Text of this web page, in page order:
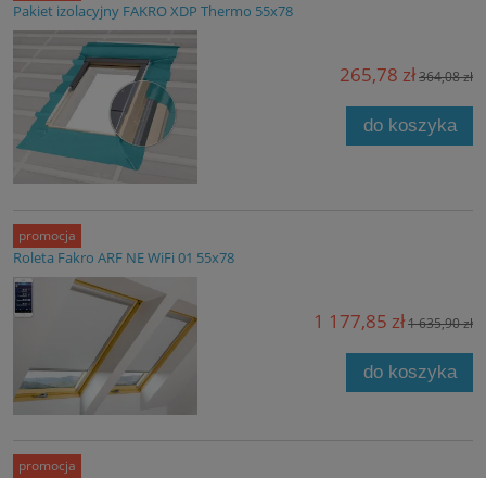
Pakiet izolacyjny FAKRO XDP Thermo 55x78
265,78 zł364,08 zł
do koszyka
Roleta Fakro ARF NE WiFi 01 55x78
1 177,85 zł1 635,90 zł
do koszyka
promocja
promocja